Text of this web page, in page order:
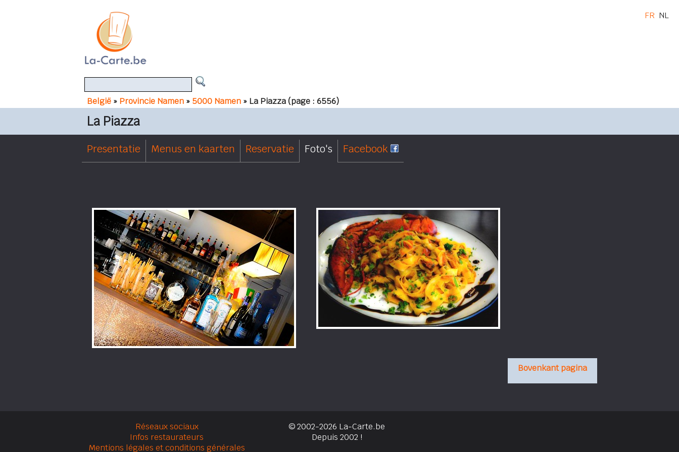
België » Provincie Namen » 5000 Namen » La Piazza(page : 6556)
FR NL
La Piazza
Presentatie Menus en kaarten Reservatie Foto's Facebook
Bovenkant pagina
Réseaux sociaux
Infos restaurateurs
Mentions légales et conditions générales
© 2002-2026 La-Carte.be
Depuis 2002 !